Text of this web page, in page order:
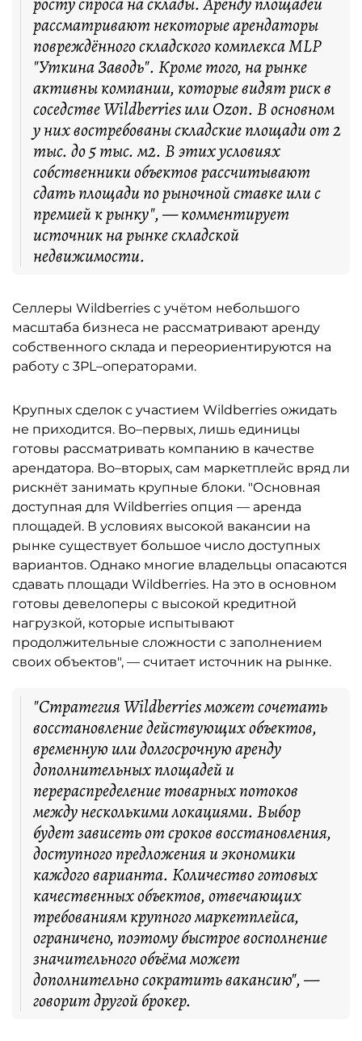
рассматривают некоторые арендаторы
повреждённого складского комплекса MLP
"Уткина Заводь". Кроме того, на рынке
активны компании, которые видят риск в
соседстве Wildberries или Ozon. В основном
у них востребованы складские площади от 2
тыс. до 5 тыс. м2. В этих условиях
собственники объектов рассчитывают
сдать площади по рыночной ставке или с
премией к рынку", — комментирует
источник на рынке складской
недвижимости.
Селлеры Wildberries с учётом небольшого
масштаба бизнеса не рассматривают аренду
собственного склада и переориентируются на
работу с 3PL–операторами.
Крупных сделок с участием Wildberries ожидать
не приходится. Во–первых, лишь единицы
готовы рассматривать компанию в качестве
арендатора. Во–вторых, сам маркетплейс вряд ли
рискнёт занимать крупные блоки. "Основная
доступная для Wildberries опция — аренда
площадей. В условиях высокой вакансии на
рынке существует большое число доступных
вариантов. Однако многие владельцы опасаются
сдавать площади Wildberries. На это в основном
готовы девелоперы с высокой кредитной
нагрузкой, которые испытывают
продолжительные сложности с заполнением
своих объектов", — считает источник на рынке.
"Стратегия Wildberries может сочетать
восстановление действующих объектов,
временную или долгосрочную аренду
дополнительных площадей и
перераспределение товарных потоков
между несколькими локациями. Выбор
будет зависеть от сроков восстановления,
доступного предложения и экономики
каждого варианта. Количество готовых
качественных объектов, отвечающих
требованиям крупного маркетплейса,
ограничено, поэтому быстрое восполнение
значительного объёма может
дополнительно сократить вакансию", —
говорит другой брокер.